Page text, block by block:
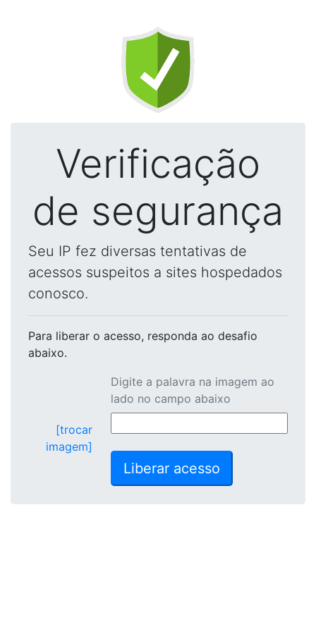
Verificação
de segurança
Seu IP fez diversas tentativas de
acessos suspeitos a sites hospedados
conosco.
Para liberar o acesso, responda ao desafio
abaixo.
[trocar
imagem]
Digite a palavra na imagem ao
lado no campo abaixo